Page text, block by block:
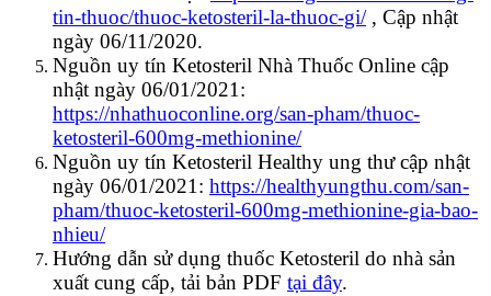
tin-thuoc/thuoc-ketosteril-la-thuoc-gi/, Cập nhật
ngày 06/11/2020.
Nguồn uy tín Ketosteril Nhà Thuốc Online cập
nhật ngày 06/01/2021:
https://nhathuoconline.org/san-pham/thuoc-
ketosteril-600mg-methionine/
Nguồn uy tín Ketosteril Healthy ung thư cập nhật
ngày 06/01/2021: https://healthyungthu.com/san-
pham/thuoc-ketosteril-600mg-methionine-gia-bao-
nhieu/
Hướng dẫn sử dụng thuốc Ketosteril do nhà sản
xuất cung cấp, tải bản PDF tại đây.